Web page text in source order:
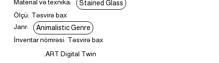
Material və texnika:
Stained Glass
Ölçü: Təsvirə bax
Janr:
Animalistic Genre
İnventar nömrəsi: Təsvirə bax
.ART Digital Twin